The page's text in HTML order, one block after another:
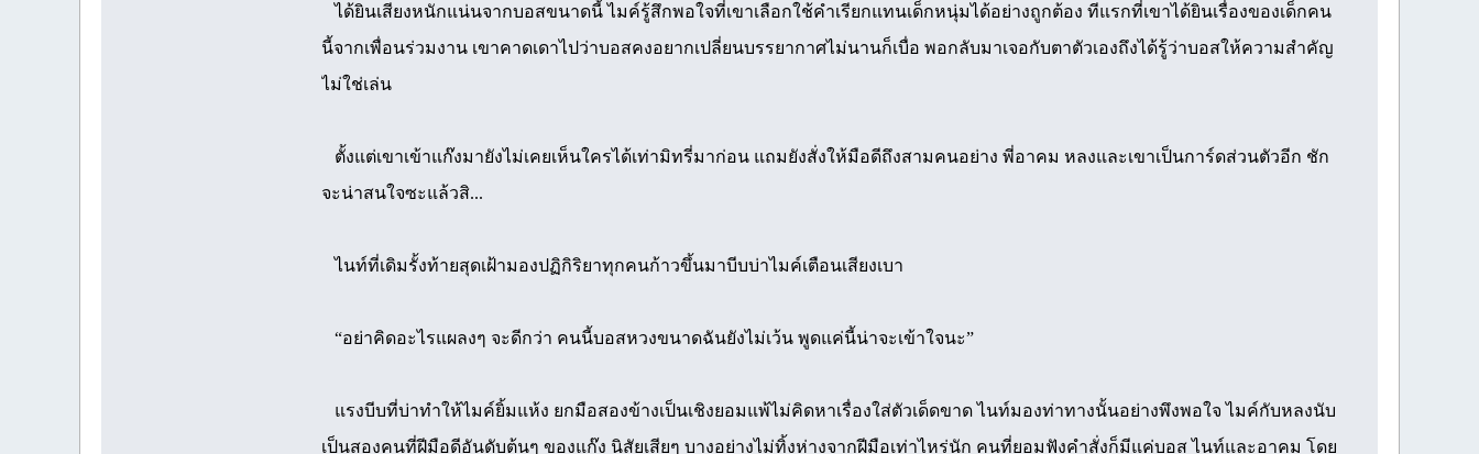
ได้ยินเสียงหนักแน่นจากบอสขนาดนี้ ไมค์รู้สึกพอใจที่เขาเลือกใช้คำเรียกแทนเด็กหนุ่มได้อย่างถูกต้อง ทีแรกที่เขาได้ยินเรื่องของเด็กคน
นี้จากเพื่อนร่วมงาน เขาคาดเดาไปว่าบอสคงอยากเปลี่ยนบรรยากาศไม่นานก็เบื่อ พอกลับมาเจอกับตาตัวเองถึงได้รู้ว่าบอสให้ความสำคัญ
ไม่ใช่เล่น
ตั้งแต่เขาเข้าแก๊งมายังไม่เคยเห็นใครได้เท่ามิทรี่มาก่อน แถมยังสั่งให้มือดีถึงสามคนอย่าง พี่อาคม หลงและเขาเป็นการ์ดส่วนตัวอีก ชัก
จะน่าสนใจซะแล้วสิ...
ไนท์ที่เดิมรั้งท้ายสุดเฝ้ามองปฏิกิริยาทุกคนก้าวขึ้นมาบีบบ่าไมค์เตือนเสียงเบา
“อย่าคิดอะไรแผลงๆ จะดีกว่า คนนี้บอสหวงขนาดฉันยังไม่เว้น พูดแค่นี้น่าจะเข้าใจนะ”
แรงบีบที่บ่าทำให้ไมค์ยิ้มแห้ง ยกมือสองข้างเป็นเชิงยอมแพ้ไม่คิดหาเรื่องใส่ตัวเด็ดขาด ไนท์มองท่าทางนั้นอย่างพึงพอใจ ไมค์กับหลงนับ
เป็นสองคนที่ฝีมือดีอันดับต้นๆ ของแก๊ง นิสัยเสียๆ บางอย่างไม่ทิ้งห่างจากฝีมือเท่าไหร่นัก คนที่ยอมฟังคำสั่งก็มีแค่บอส ไนท์และอาคม โดย